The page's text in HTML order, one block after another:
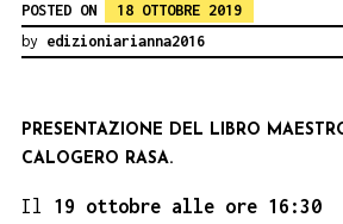
POSTED ON
18 OTTOBRE 2019
by edizioniarianna2016
PRESENTAZIONE DEL LIBRO
CALOGERO RASA.
Il 19 ottobre alle ore 16:30